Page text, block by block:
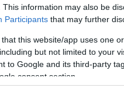
This information may also be
Participants that may further
that this website/app uses one
but not limited to your
to Google and its third-party
consent section.
κατέθεσε
που σκότωσε το
Ντόγκο Αρτζεντίνο